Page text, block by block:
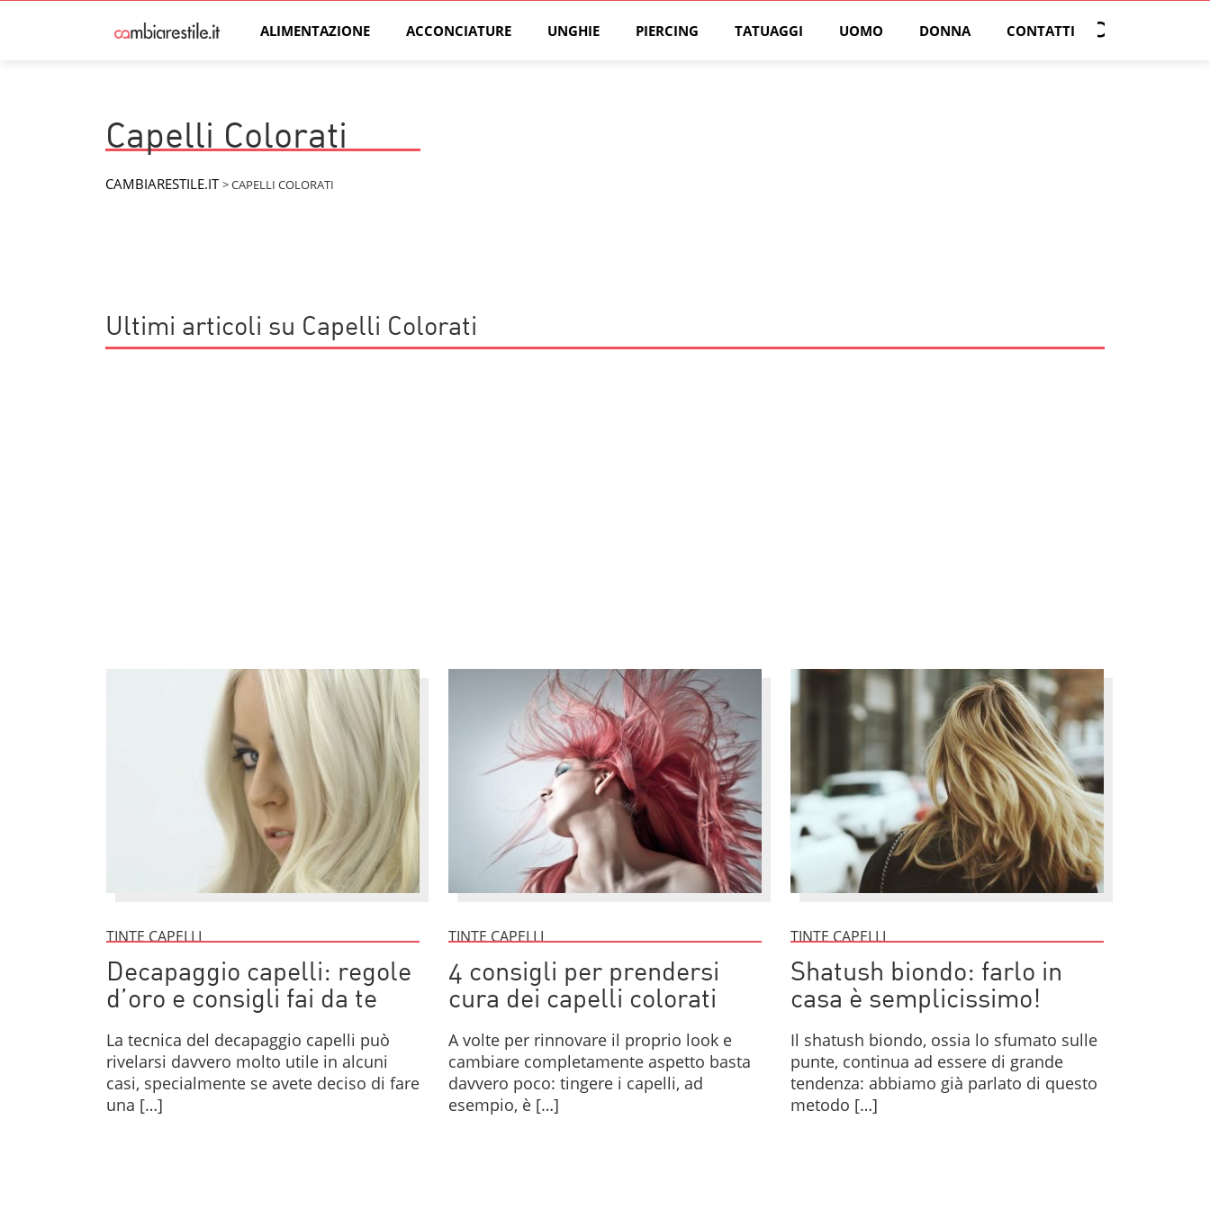
ALIMENTAZIONE ACCONCIATURE UNGHIE PIERCING TATUAGGI UOMO DONNA CONTATTI Open search
Capelli Colorati
CAMBIARESTILE.IT >CAPELLI COLORATI
Ultimi articoli su Capelli Colorati
TINTE CAPELLI
Decapaggio capelli: regole
d’oro e consigli fai da te
La tecnica del decapaggio capelli può
rivelarsi davvero molto utile in alcuni
casi, specialmente se avete deciso di fare
una […]
TINTE CAPELLI
4 consigli per prendersi
cura dei capelli colorati
A volte per rinnovare il proprio look e
cambiare completamente aspetto basta
davvero poco: tingere i capelli, ad
esempio, è […]
TINTE CAPELLI
Shatush biondo: farlo in
casa è semplicissimo!
Il shatush biondo, ossia lo sfumato sulle
punte, continua ad essere di grande
tendenza: abbiamo già parlato di questo
metodo […]